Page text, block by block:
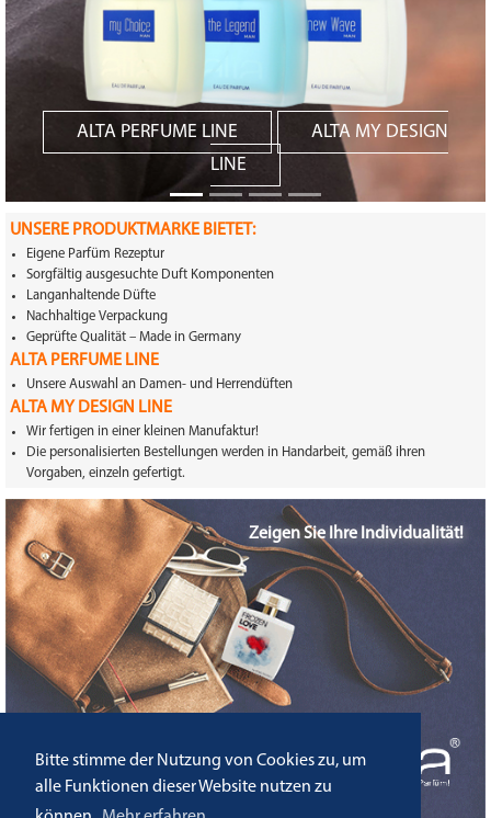
Bitte stimme der Nutzung von Cookies zu, um
alle Funktionen dieser Website nutzen zu
ALTA PERFUME LINE
ALTA MY DESIGN
LINE
UNSERE PRODUKTMARKE BIETET:
Eigene Parfüm Rezeptur
Sorgfältig ausgesuchte Duft Komponenten
Langanhaltende Düfte
Nachhaltige Verpackung
Geprüfte Qualität – Made in Germany
ALTA PERFUME LINE
Unsere Auswahl an Damen- und Herrendüften
ALTA MY DESIGN LINE
Wir fertigen in einer kleinen Manufaktur!
Die personalisierten Bestellungen werden in Handarbeit, gemäß ihren
Vorgaben, einzeln gefertigt.
Zeigen Sie Ihre Individualität!
Gestalte hier selbst Deinen Flakon
ALTA MY DESIGN LINE